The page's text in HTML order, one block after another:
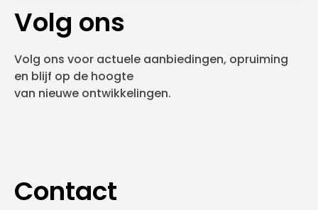
Volg ons
Volg ons voor actuele aanbiedingen, opruiming
en blijf op de hoogte
van nieuwe ontwikkelingen.
Contact